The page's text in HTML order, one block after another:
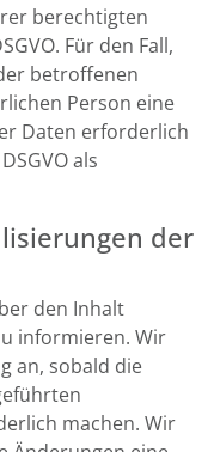
berechtigten
Für den Fall,
betroffenen
Person eine
Daten erforderlich
als
der
den Inhalt
informieren. Wir
an, sobald die
machen. Wir